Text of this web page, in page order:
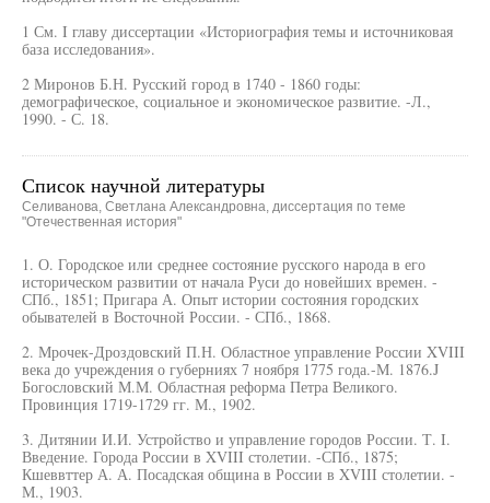
1 См. I главу диссертации «Историография темы и источниковая
база исследования».
2 Миронов Б.Н. Русский город в 1740 - 1860 годы:
демографическое, социальное и экономическое развитие. -Л.,
1990. - С. 18.
Список научной литературы
Селиванова, Светлана Александровна, диссертация по теме
"Отечественная история"
1. О. Городское или среднее состояние русского народа в его
историческом развитии от начала Руси до новейших времен. -
СПб., 1851; Пригара А. Опыт истории состояния городских
обывателей в Восточной России. - СПб., 1868.
2. Мрочек-Дроздовский П.Н. Областное управление России XVIII
века до учреждения о губерниях 7 ноября 1775 года.-М. 1876.J
Богословский М.М. Областная реформа Петра Великого.
Провинция 1719-1729 гг. М., 1902.
3. Дитянии И.И. Устройство и управление городов России. Т. I.
Введение. Города России в XVIII столетии. -СПб., 1875;
Кшеввттер А. А. Посадская община в России в XVIII столетии. -
М., 1903.